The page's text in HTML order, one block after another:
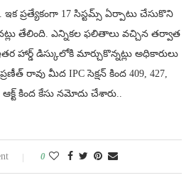
ప్రత్యేకంగా 17 సిస్టమ్స్ ఏర్పాటు చేసుకొని
తేలింది. ఎన్నికల ఫలితాలు వచ్చిన తర్వాత
హార్డ్ డిస్కులోకి మార్చుకొన్నట్లు అధికారులు
రావు మీద IPC సెక్షన్ కింద 409, 427,
కింద కేసు నమోదు చేశారు..
0